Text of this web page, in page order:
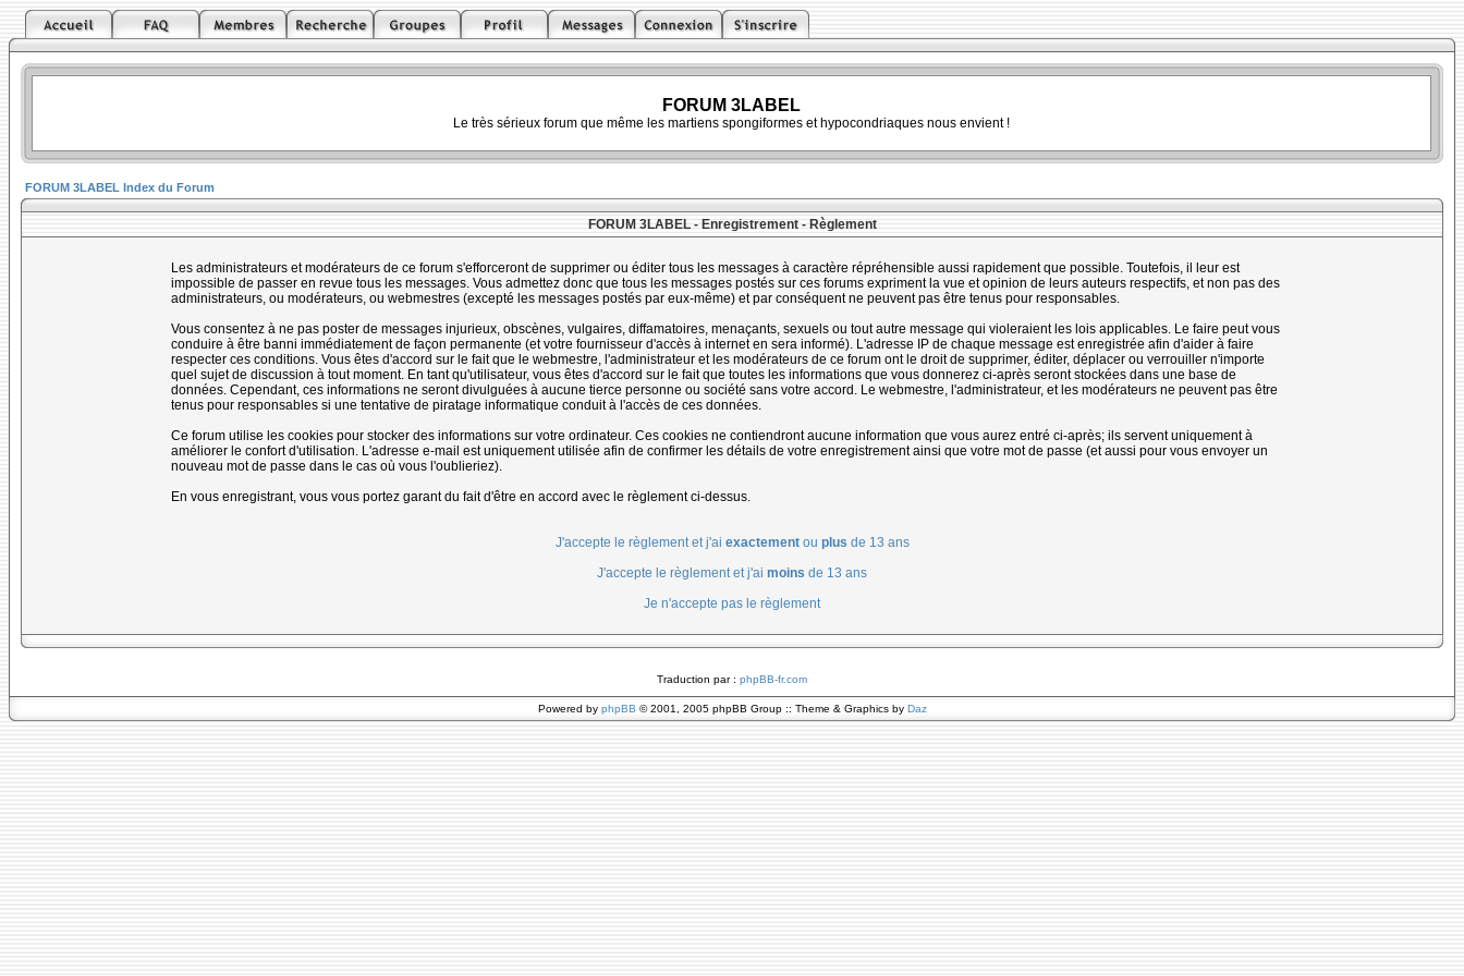
FORUM 3LABEL
Le très sérieux forum que même les martiens spongiformes et hypocondriaques nous envient !
FORUM 3LABEL Index du Forum
FORUM 3LABEL - Enregistrement - Règlement
Les administrateurs et modérateurs de ce forum s'efforceront de supprimer ou éditer tous les messages à caractère répréhensible aussi rapidement que possible. Toutefois, il leur est
impossible de passer en revue tous les messages. Vous admettez donc que tous les messages postés sur ces forums expriment la vue et opinion de leurs auteurs respectifs, et non pas des
administrateurs, ou modérateurs, ou webmestres (excepté les messages postés par eux-même) et par conséquent ne peuvent pas être tenus pour responsables.
Vous consentez à ne pas poster de messages injurieux, obscènes, vulgaires, diffamatoires, menaçants, sexuels ou tout autre message qui violeraient les lois applicables. Le faire peut vous
conduire à être banni immédiatement de façon permanente (et votre fournisseur d'accès à internet en sera informé). L'adresse IP de chaque message est enregistrée afin d'aider à faire
respecter ces conditions. Vous êtes d'accord sur le fait que le webmestre, l'administrateur et les modérateurs de ce forum ont le droit de supprimer, éditer, déplacer ou verrouiller n'importe
quel sujet de discussion à tout moment. En tant qu'utilisateur, vous êtes d'accord sur le fait que toutes les informations que vous donnerez ci-après seront stockées dans une base de
données. Cependant, ces informations ne seront divulguées à aucune tierce personne ou société sans votre accord. Le webmestre, l'administrateur, et les modérateurs ne peuvent pas être
tenus pour responsables si une tentative de piratage informatique conduit à l'accès de ces données.
Ce forum utilise les cookies pour stocker des informations sur votre ordinateur. Ces cookies ne contiendront aucune information que vous aurez entré ci-après; ils servent uniquement à
améliorer le confort d'utilisation. L'adresse e-mail est uniquement utilisée afin de confirmer les détails de votre enregistrement ainsi que votre mot de passe (et aussi pour vous envoyer un
nouveau mot de passe dans le cas où vous l'oublieriez).
En vous enregistrant, vous vous portez garant du fait d'être en accord avec le règlement ci-dessus.
J'accepte le règlement et j'ai exactementou plus de 13 ans
J'accepte le règlement et j'ai moins de 13 ans
Je n'accepte pas le règlement
Traduction par : phpBB-fr.com
Powered by phpBB © 2001, 2005 phpBB Group :: Theme & Graphics by Daz